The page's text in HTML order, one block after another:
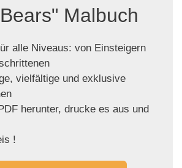
Malbuch
alle Niveaus: von Einsteigern
vielfältige und exklusive
herunter, drucke es aus und
!